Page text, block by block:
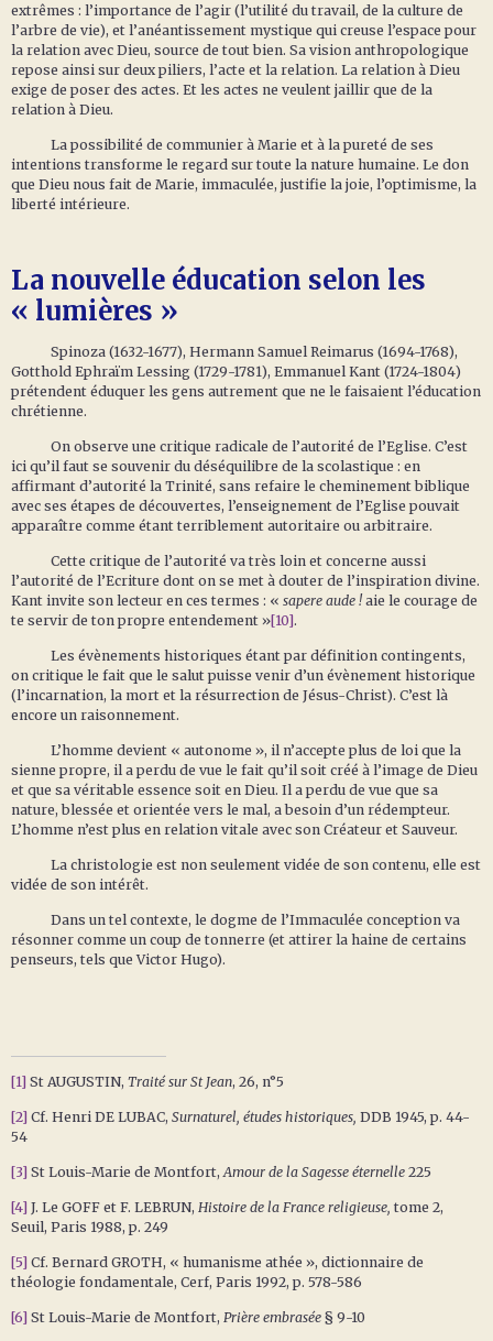
extrêmes : l’importance de l’agir (l’utilité du travail, de la culture de
l’arbre de vie), et l’anéantissement mystique qui creuse l’espace pour
la relation avec Dieu, source de tout bien. Sa vision anthropologique
repose ainsi sur deux piliers, l’acte et la relation. La relation à Dieu
exige de poser des actes. Et les actes ne veulent jaillir que de la
relation à Dieu.
La possibilité de communier à Marie et à la pureté de ses
intentions transforme le regard sur toute la nature humaine. Le don
que Dieu nous fait de Marie, immaculée, justifie la joie, l’optimisme, la
liberté intérieure.
La nouvelle éducation selon les
« lumières »
Spinoza (1632-1677), Hermann Samuel Reimarus (1694-1768),
Gotthold Ephraïm Lessing (1729-1781), Emmanuel Kant (1724-1804)
prétendent éduquer les gens autrement que ne le faisaient l’éducation
chrétienne.
On observe une critique radicale de l’autorité de l’Eglise. C’est
ici qu’il faut se souvenir du déséquilibre de la scolastique : en
affirmant d’autorité la Trinité, sans refaire le cheminement biblique
avec ses étapes de découvertes, l’enseignement de l’Eglise pouvait
apparaître comme étant terriblement autoritaire ou arbitraire.
Cette critique de l’autorité va très loin et concerne aussi
l’autorité de l’Ecriture dont on se met à douter de l’inspiration divine.
Kant invite son lecteur en ces termes : « sapere aude !aie le courage de
te servir de ton propre entendement »[10].
Les évènements historiques étant par définition contingents,
on critique le fait que le salut puisse venir d’un évènement historique
(l’incarnation, la mort et la résurrection de Jésus-Christ). C’est là
encore un raisonnement.
L’homme devient « autonome », il n’accepte plus de loi que la
sienne propre, il a perdu de vue le fait qu’il soit créé à l’image de Dieu
et que sa véritable essence soit en Dieu. Il a perdu de vue que sa
nature, blessée et orientée vers le mal, a besoin d’un rédempteur.
L’homme n’est plus en relation vitale avec son Créateur et Sauveur.
La christologie est non seulement vidée de son contenu, elle est
vidée de son intérêt.
Dans un tel contexte, le dogme de l’Immaculée conception va
résonner comme un coup de tonnerre (et attirer la haine de certains
penseurs, tels que Victor Hugo).
[1] St AUGUSTIN, Traité sur St Jean, 26, n°5
[2] Cf. Henri DE LUBAC, Surnaturel, études historiques, DDB 1945, p. 44-
54
[3] St Louis-Marie de Montfort, Amour de la Sagesse éternelle 225
[4] J. Le GOFF et F. LEBRUN, Histoire de la France religieuse, tome 2,
Seuil, Paris 1988, p. 249
[5] Cf. Bernard GROTH, « humanisme athée », dictionnaire de
théologie fondamentale, Cerf, Paris 1992, p. 578-586
[6] St Louis-Marie de Montfort, Prière embrasée § 9-10